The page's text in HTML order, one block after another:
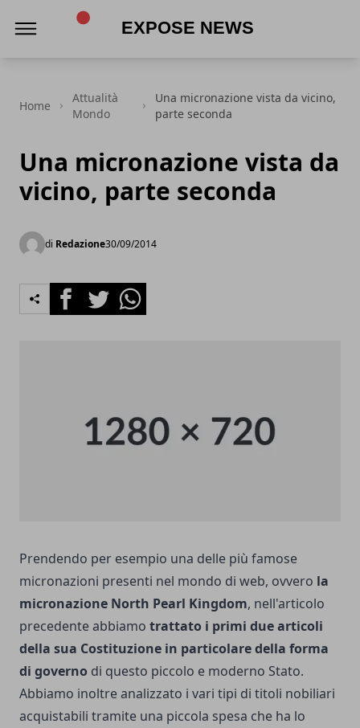
Home
Attualità
Mondo
Una micronazione vista da vicino,
parte seconda
Una micronazione vista da
vicino, parte seconda
di Redazione30/09/2014
FacebookTwitterWhatsapp
Prendendo per esempio una delle più famose
micronazioni presenti nel mondo di web, ovvero la
micronazione North Pearl Kingdom, nell'articolo
precedente abbiamo trattato i primi due articoli
della sua Costituzione in particolare della forma
di governo di questo piccolo e moderno Stato.
Abbiamo inoltre analizzato i vari tipi di titoli nobiliari
acquistabili tramite una piccola spesa che ha lo